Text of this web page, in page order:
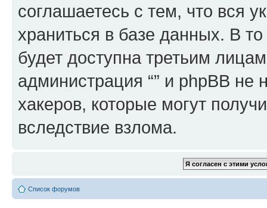
соглашаетесь с тем, что вся
храниться в базе данных. В
будет доступна третьим
администрация “” и phpBB не
хакеров, которые могут
вследствие взлома.
Список форумов